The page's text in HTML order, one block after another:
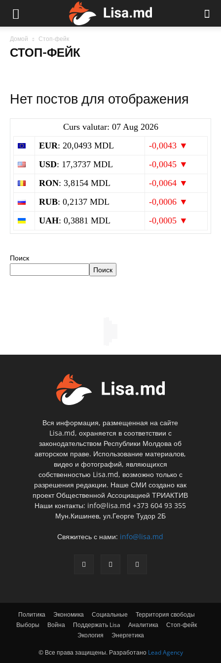
Домой Стоп-фейк
СТОП-ФЕЙК
Нет постов для отображения
Curs valutar: 07 Aug 2026
EUR: 20,0493 MDL
-0,0043 ▼
USD: 17,3737 MDL
-0,0045 ▼
RON: 3,8154 MDL
-0,0064 ▼
RUB: 0,2137 MDL
-0,0006 ▼
UAH: 0,3881 MDL -0,0005 ▼
Поиск
Поиск
Вся информация, размещенная на сайте
Lisa.md, охраняется в соответствии с
законодательством Республики Молдова об
авторском праве. Использование материалов,
видео и фотографий, являющихся
собственностью Lisa.md, возможно только с
разрешения редакции. Наше СМИ создано как
проект Общественной Ассоциацией ТРИАКТИВ
Наши контакты: info@lisa.md +373 604 93 355
Мун.Кишинев, ул.Георге Тудор 2Б
Свяжитесь с нами: info@lisa.md
Политика Экономика Социальные
Территория свободы
Выборы
Война Поддержать Lisa Аналитика
Стоп-фейк
Экология
Энергетика
© Все права защищены. Разработано Lead Agency